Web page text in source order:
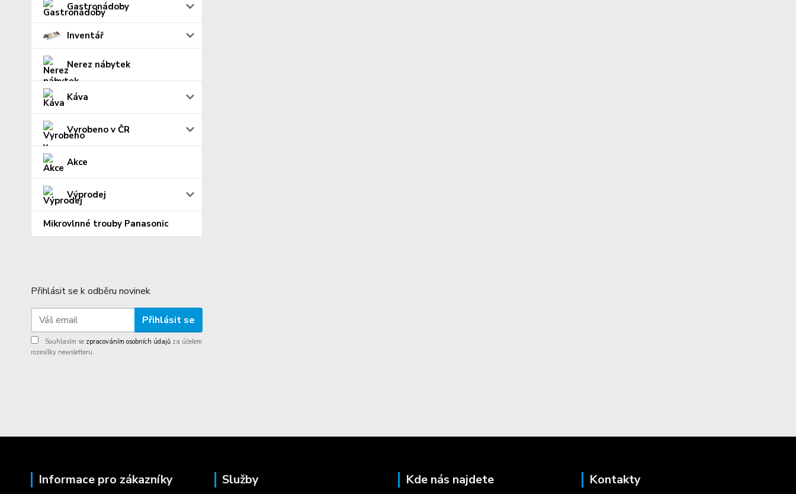
Gastronádoby
Inventář
Nerez nábytek
Káva
Vyrobeno v ČR
Akce
Výprodej
Mikrovlnné trouby Panasonic
Přihlásit se k odběru novinek
Přihlásit se
Souhlasím se zpracováním osobních údajů za účelem
rozesílky newsletteru.
Informace pro zákazníky Služby Kde nás najdete Kontakty